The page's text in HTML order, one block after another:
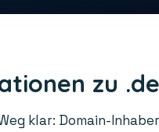
zu
klar: Domain-